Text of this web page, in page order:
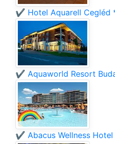
✔️ Hotel Aquarell Cegléd
✔️ Aquaworld Resort
✔️ Abacus Wellness